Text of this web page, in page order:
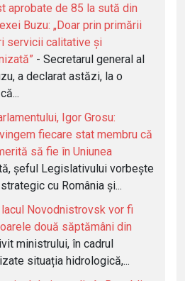
aprobate de 85 la sută din
Buzu: „Doar prin primării
servicii calitative și
- Secretarul general al
a declarat astăzi, la o
Igor Grosu:
fiecare stat membru că
să fie în Uniunea
șeful Legislativului vorbește
cu România și...
Novodnistrovsk vor fi
două săptămâni din
ministrului, în cadrul
situația hidrologică,...